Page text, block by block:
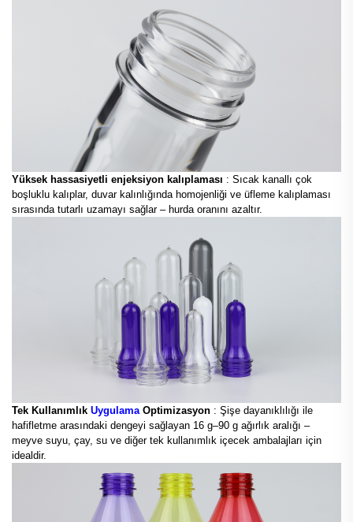
Yüksek hassasiyetli enjeksiyon kalıplaması : Sıcak kanallı çok
boşluklu kalıplar, duvar kalınlığında homojenliği ve üfleme kalıplaması
sırasında tutarlı uzamayı sağlar – hurda oranını azaltır.
Tek Kullanımlık Uygulama Optimizasyon : Şişe dayanıklılığı ile
hafifletme arasındaki dengeyi sağlayan 16 g–90 g ağırlık aralığı –
meyve suyu, çay, su ve diğer tek kullanımlık içecek ambalajları için
idealdir.